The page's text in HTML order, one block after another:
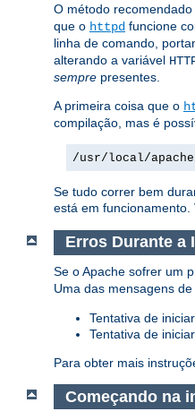
O método
que o httpd funcione
linha de comando,
alterando a variável
sempre presentes.
A primeira coisa que o
compilação, mas é
/usr/local/
Se tudo correr bem
está em
Erros Durante a
Se o Apache sofrer um
Uma das mensagens
Tentativa de
Tentativa de
Para obter mais
Começando na